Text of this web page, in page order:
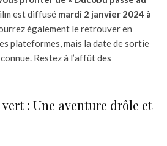
est diffusé mardi 2 janvier 2024 à
également le retrouver en
plateformes, mais la date de sortie
Restez à l’affût des
: Une aventure drôle et